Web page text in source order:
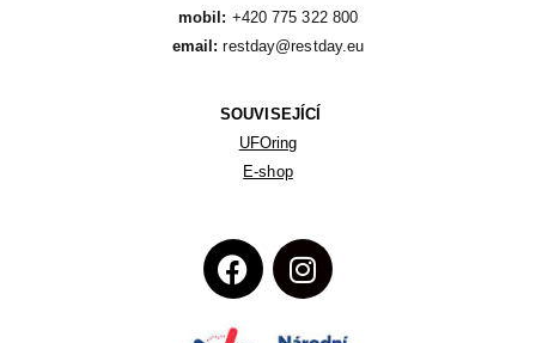
mobil:
email: restday@restday.eu
SOUVISEJÍCÍ
UFOring
E-shop